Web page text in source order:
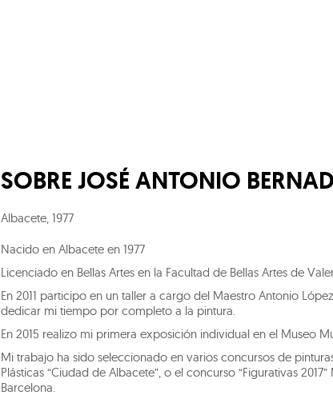
SOBRE JOSÉ ANTONIO BERNAD
Albacete, 1977
Nacido en Albacete en 1977
Licenciado en Bellas Artes en la Facultad de Bellas Artes de
En 2011 participo en un taller a cargo del Maestro Antonio
dedicar mi tiempo por completo a la pintura.
En 2015 realizo mi primera exposición individual en el Museo
Mi trabajo ha sido seleccionado en varios concursos de
Plásticas “Ciudad de Albacete”, o el concurso “Figurativas
Barcelona.